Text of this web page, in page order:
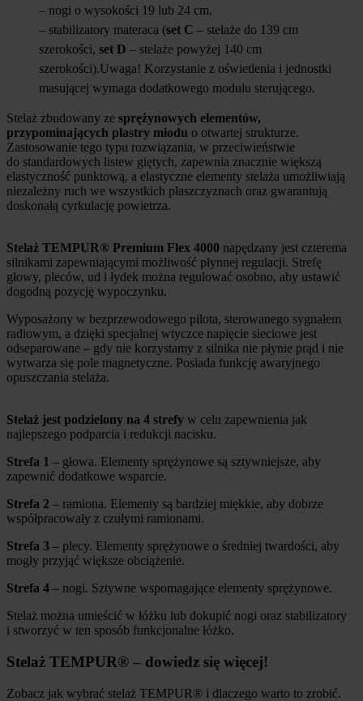
– nogi o wysokości 19 lub 24 cm,
– stabilizatory materaca (set C – stelaże do 139 cm
szerokości, set D – stelaże powyżej 140 cm
szerokości).Uwaga! Korzystanie z oświetlenia i jednostki
masującej wymaga dodatkowego modułu sterującego.
Stelaż zbudowany ze sprężynowych elementów,
przypominających plastry miodu o otwartej strukturze.
Zastosowanie tego typu rozwiązania, w przeciwieństwie
do standardowych listew giętych, zapewnia znacznie większą
elastyczność punktową, a elastyczne elementy stelaża umożliwiają
niezależny ruch we wszystkich płaszczyznach oraz gwarantują
doskonałą cyrkulację powietrza.
Stelaż TEMPUR® Premium Flex 4000 napędzany jest czterema
silnikami zapewniającymi możliwość płynnej regulacji. Strefę
głowy, pleców, ud i łydek można regulować osobno, aby ustawić
dogodną pozycję wypoczynku.
Wyposażony w bezprzewodowego pilota, sterowanego sygnałem
radiowym, a dzięki specjalnej wtyczce napięcie sieciowe jest
odseparowane – gdy nie korzystamy z silnika nie płynie prąd i nie
wytwarza się pole magnetyczne. Posiada funkcję awaryjnego
opuszczania stelaża.
Stelaż jest podzielony na 4 strefy w celu zapewnienia jak
najlepszego podparcia i redukcji nacisku.
Strefa 1 – głowa. Elementy sprężynowe są sztywniejsze, aby
zapewnić dodatkowe wsparcie.
Strefa 2 – ramiona. Elementy są bardziej miękkie, aby dobrze
współpracowały z czułymi ramionami.
Strefa 3 – plecy. Elementy sprężynowe o średniej twardości, aby
mogły przyjąć większe obciążenie.
Strefa 4 – nogi. Sztywne wspomagające elementy sprężynowe.
Stelaż można umieścić w łóżku lub dokupić nogi oraz stabilizatory
i stworzyć w ten sposób funkcjonalne łóżko.
Stelaż TEMPUR® – dowiedz się więcej!
Zobacz jak wybrać stelaż TEMPUR® i dlaczego warto to zrobić.